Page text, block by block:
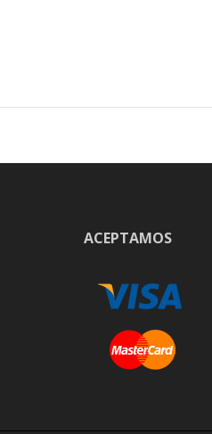
ACEPTAMOS